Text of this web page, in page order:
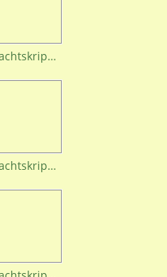
Weihnachtskrippe (6)
Weihnachtskrippe (8)